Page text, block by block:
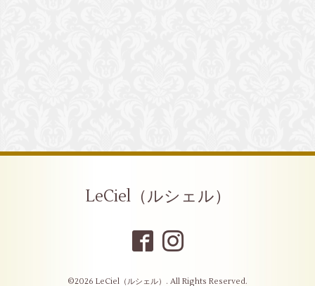
LeCiel（ルシェル）
©2026 LeCiel（ルシェル） . All Rights Reserved.